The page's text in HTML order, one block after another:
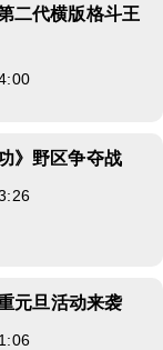
二代横版格斗王
》野区争夺战
元旦活动来袭